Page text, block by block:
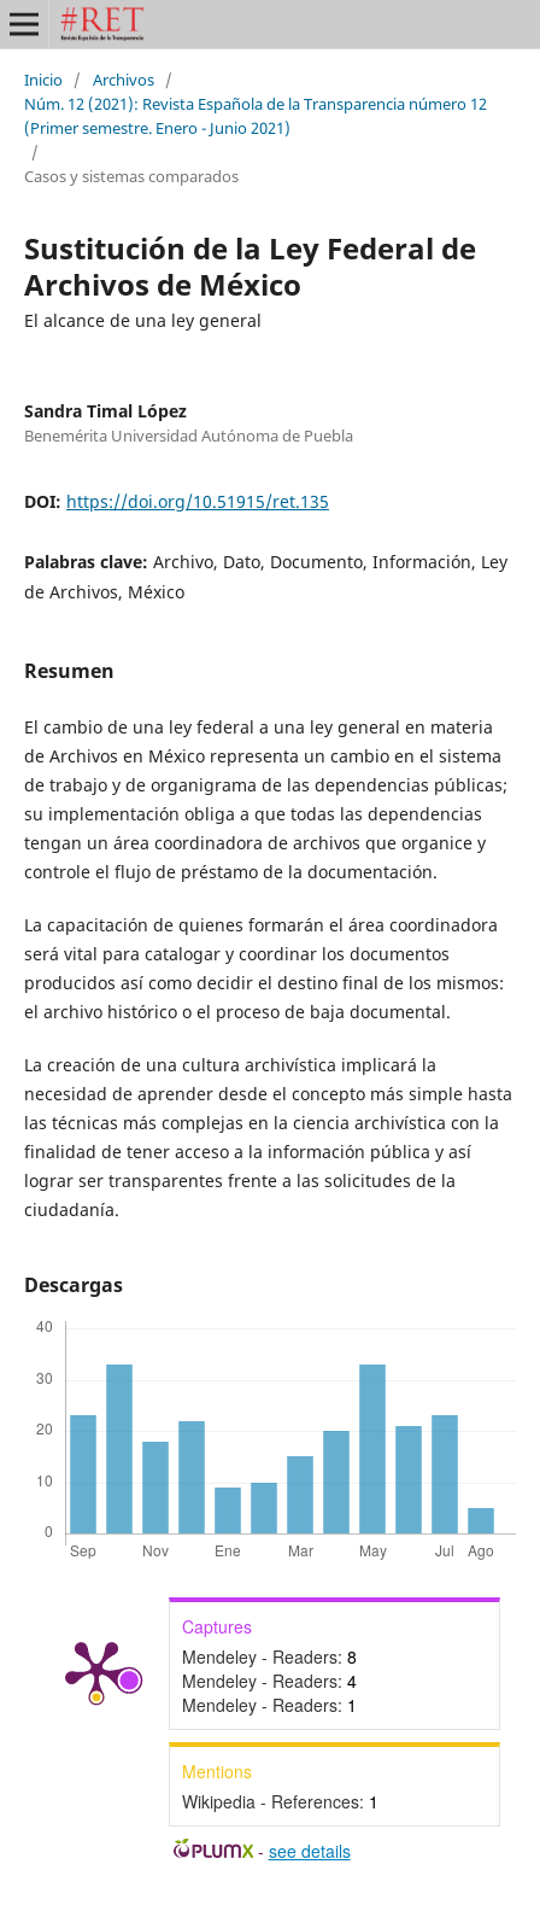
Inicio / Archivos /
Núm. 12 (2021): Revista Española de la Transparencia número 12
(Primer semestre. Enero - Junio 2021)
/
Casos y sistemas comparados
Sustitución de la Ley Federal de
Archivos de México
El alcance de una ley general
Sandra Timal López
Benemérita Universidad Autónoma de Puebla
DOI: https://doi.org/10.51915/ret.135
Palabras clave: Archivo, Dato, Documento, Información, Ley
de Archivos, México
Resumen
El cambio de una ley federal a una ley general en materia
de Archivos en México representa un cambio en el sistema
de trabajo y de organigrama de las dependencias públicas;
su implementación obliga a que todas las dependencias
tengan un área coordinadora de archivos que organice y
controle el flujo de préstamo de la documentación.
La capacitación de quienes formarán el área coordinadora
será vital para catalogar y coordinar los documentos
producidos así como decidir el destino final de los mismos:
el archivo histórico o el proceso de baja documental.
La creación de una cultura archivística implicará la
necesidad de aprender desde el concepto más simple hasta
las técnicas más complejas en la ciencia archivística con la
finalidad de tener acceso a la información pública y así
lograr ser transparentes frente a las solicitudes de la
ciudadanía.
Descargas
Captures
Mendeley - Readers: 8
Mendeley - Readers: 4
Mendeley - Readers: 1
Mentions
Wikipedia - References: 1
- see details